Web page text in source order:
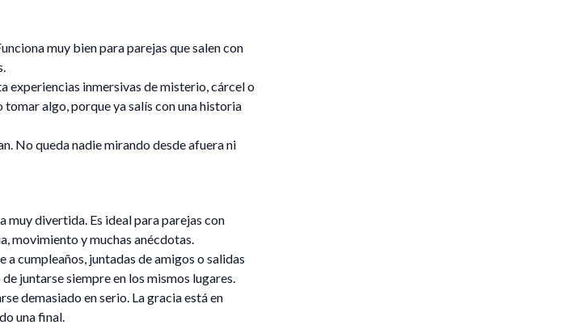
muy bien para parejas que salen con
experiencias inmersivas de misterio, cárcel o
tomar algo, porque ya salís con una historia
No queda nadie mirando desde afuera ni
muy divertida. Es ideal para parejas con
movimiento y muchas anécdotas.
cumpleaños, juntadas de amigos o salidas
juntarse siempre en los mismos lugares.
demasiado en serio. La gracia está en
una final.